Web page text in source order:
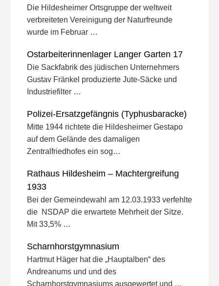
Die Hildesheimer Ortsgruppe der weltweit
verbreiteten Vereinigung der Naturfreunde
wurde im Februar …
Ostarbeiterinnenlager Langer Garten 17
Die Sackfabrik des jüdischen Unternehmers
Gustav Fränkel produzierte Jute-Säcke und
Industriefilter …
Polizei-Ersatzgefängnis (Typhusbaracke)
Mitte 1944 richtete die Hildesheimer Gestapo
auf dem Gelände des damaligen
Zentralfriedhofes ein sog…
Rathaus Hildesheim – Machtergreifung
1933
Bei der Gemeindewahl am 12.03.1933 verfehlte
die NSDAP die erwartete Mehrheit der Sitze.
Mit 33,5% …
Scharnhorstgymnasium
Hartmut Häger hat die „Hauptalben“ des
Andreanums und und des
Scharnhorstgymnasiums ausgewertet und …